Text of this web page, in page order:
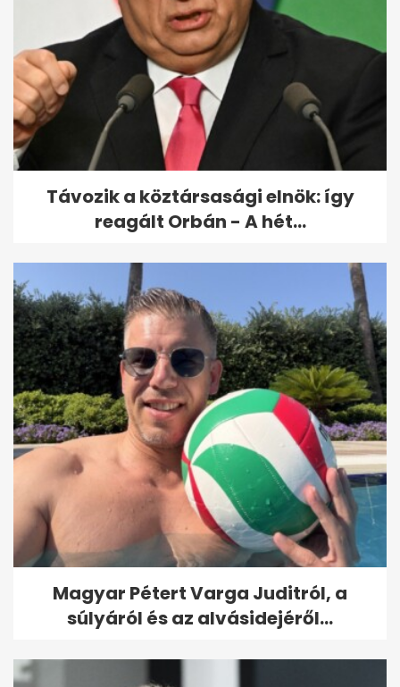
Éva azt hitte, a szerelem már
nem neki való – de egy nyári...
Távozik a köztársasági elnök: így
reagált Orbán - A hét...
Magyar Pétert Varga Juditról, a
súlyáról és az alvásidejéről...